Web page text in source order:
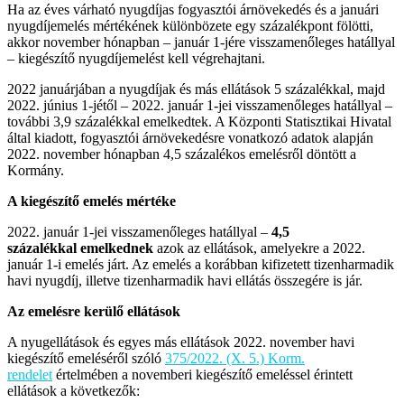
Ha az éves várható nyugdíjas fogyasztói árnövekedés és a januári
nyugdíjemelés mértékének különbözete egy százalékpont fölötti,
akkor november hónapban – január 1-jére visszamenőleges hatállyal
– kiegészítő nyugdíjemelést kell végrehajtani.
2022 januárjában a nyugdíjak és más ellátások 5 százalékkal, majd
2022. június 1-jétől – 2022. január 1-jei visszamenőleges hatállyal –
további 3,9 százalékkal emelkedtek. A Központi Statisztikai Hivatal
által kiadott, fogyasztói árnövekedésre vonatkozó adatok alapján
2022. november hónapban 4,5 százalékos emelésről döntött a
Kormány.
A kiegészítő emelés mértéke
2022. január 1-jei visszamenőleges hatállyal – 4,5
százalékkal emelkednek azok az ellátások, amelyekre a 2022.
január 1-i emelés járt. Az emelés a korábban kifizetett tizenharmadik
havi nyugdíj, illetve tizenharmadik havi ellátás összegére is jár.
Az emelésre kerülő ellátások
A nyugellátások és egyes más ellátások 2022. november havi
kiegészítő emeléséről szóló 375/2022. (X. 5.) Korm.
rendelet értelmében a novemberi kiegészítő emeléssel érintett
ellátások a következők: